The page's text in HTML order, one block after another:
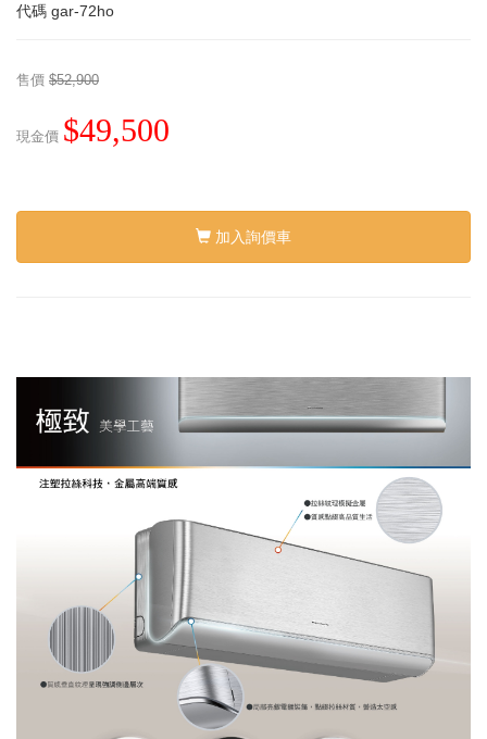
代碼 gar-72ho
售價 $52,900
現金價 $49,500
加入詢價車